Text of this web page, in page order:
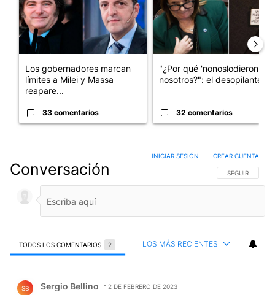
Los gobernadores marcan
límites a Milei y Massa
reapare...
33 comentarios
"¿Por qué 'nonoslodieron' a
nosotros?": el desopilante ...
32 comentarios
Conversación SIGA ESTA
SEGUIR
INICIAR SESIÓN CREAR CUENTA
TODOS LOS COMENTARIOS 2 LOS MÁS RECIENTES
SB Sergio Bellino 2 DE FEBRERO DE 2023